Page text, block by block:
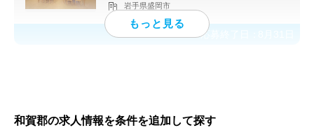
岩手県盛岡市
応募終了日：
和賀郡の求人情報を条件を追加して探す